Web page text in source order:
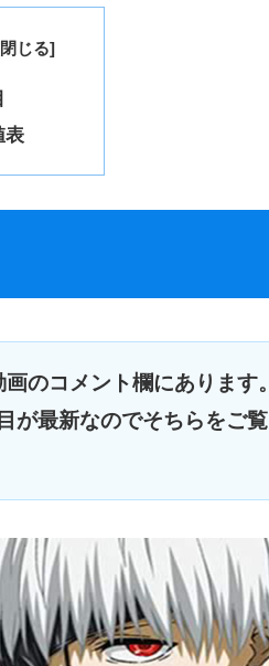
表
のコメント欄にあります。
最新なのでそちらをご覧